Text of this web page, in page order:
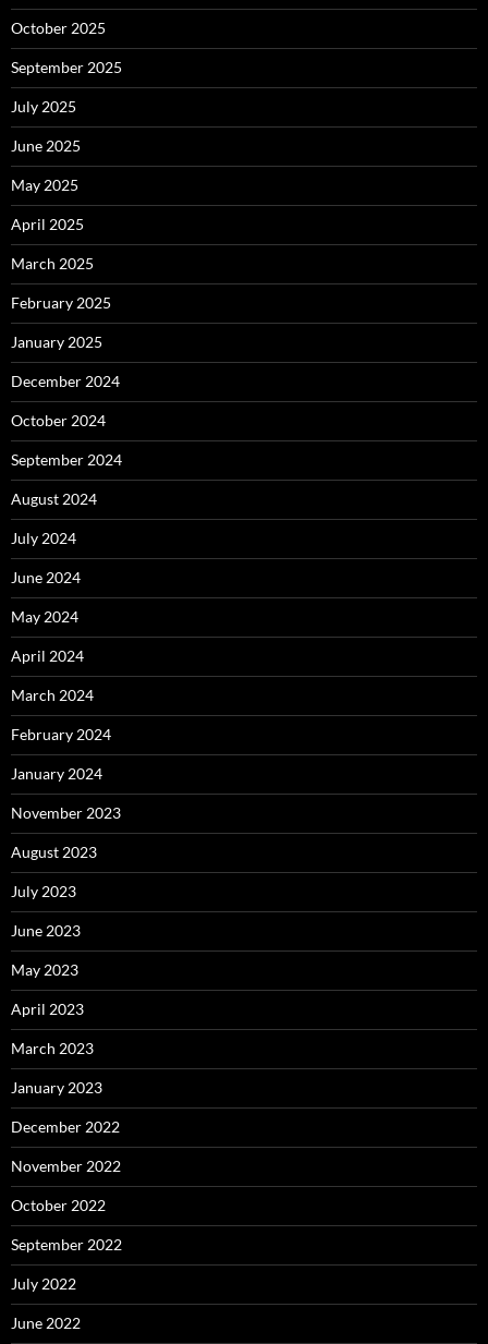
October 2025
September 2025
July 2025
June 2025
May 2025
April 2025
March 2025
February 2025
January 2025
December 2024
October 2024
September 2024
August 2024
July 2024
June 2024
May 2024
April 2024
March 2024
February 2024
January 2024
November 2023
August 2023
July 2023
June 2023
May 2023
April 2023
March 2023
January 2023
December 2022
November 2022
October 2022
September 2022
July 2022
June 2022